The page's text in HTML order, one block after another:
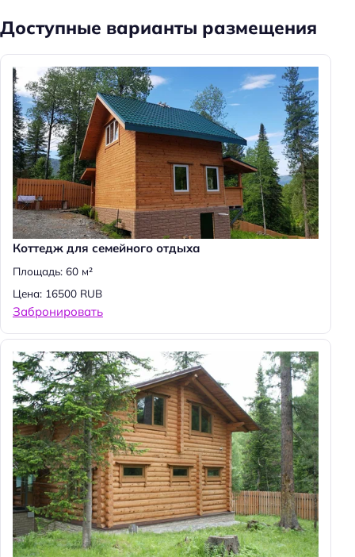
Доступные варианты размещения
Коттедж для семейного отдыха
Площадь: 60 м²
Цена: 16500 RUB
Забронировать
Н
а
й
т
и
: